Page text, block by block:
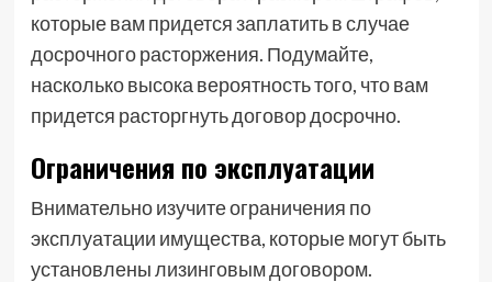
которые вам придется заплатить в случае
досрочного расторжения. Подумайте,
насколько высока вероятность того, что вам
придется расторгнуть договор досрочно.
Ограничения по эксплуатации
Внимательно изучите ограничения по
эксплуатации имущества, которые могут быть
установлены лизинговым договором.